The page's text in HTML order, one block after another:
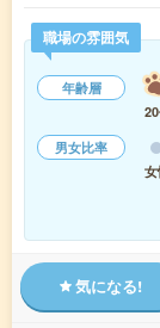
職場の雰囲気
年齢層
男女比率
気になる!